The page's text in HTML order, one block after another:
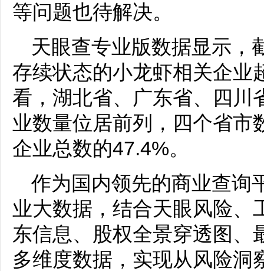
等问题也待解决。
天眼查专业版数据显示，
存续状态的小龙虾相关企业
看，湖北省、广东省、四川
业数量位居前列，四个省市
企业总数的47.4%。
作为国内领先的商业查询
业大数据，结合天眼风险、
东信息、股权全景穿透图、
多维度数据，实现从风险洞